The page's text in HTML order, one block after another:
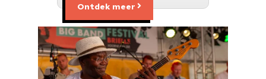
Ontdek meer